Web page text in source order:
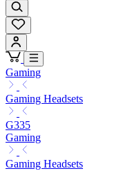
Gaming
Gaming Headsets
G335
Gaming
Gaming Headsets